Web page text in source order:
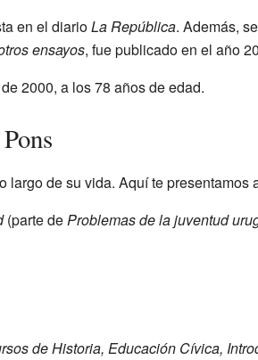
en el diarioLa República. Además,
ensayos, fue publicado en el año
2000, a los 78 años de edad.
de su vida. Aquí te presentamos
(parte deProblemas de la juventud
de Historia, Educación Cívica,